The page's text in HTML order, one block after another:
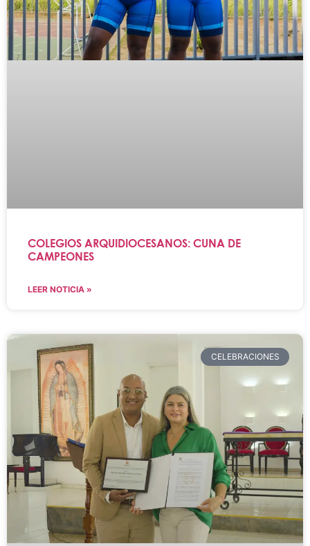
COLEGIOS ARQUIDIOCESANOS: CUNA DE
CAMPEONES
LEER NOTICIA »
CELEBRACIONES